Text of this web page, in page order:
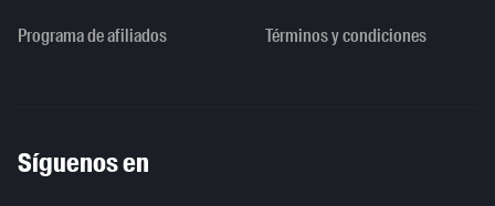
Programa de afiliados Términos y condiciones
Síguenos en